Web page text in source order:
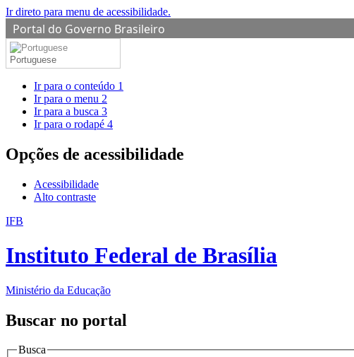
Ir direto para menu de acessibilidade.
Portal do Governo Brasileiro
Portuguese
Ir para o conteúdo 1
Ir para o menu 2
Ir para a busca 3
Ir para o rodapé 4
Opções de acessibilidade
Acessibilidade
Alto contraste
IFB
Instituto Federal de Brasília
Ministério da Educação
Buscar no portal
Busca